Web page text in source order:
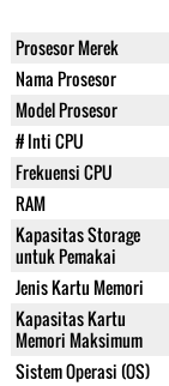
Prosesor Merek
Nama Prosesor
Model Prosesor
# Inti CPU
Frekuensi CPU
RAM
Kapasitas Storage
untuk Pemakai
Jenis Kartu Memori
Kapasitas Kartu
Memori Maksimum
Sistem Operasi (OS)